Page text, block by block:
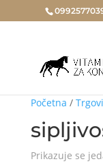
Početna /
Prikazuje se